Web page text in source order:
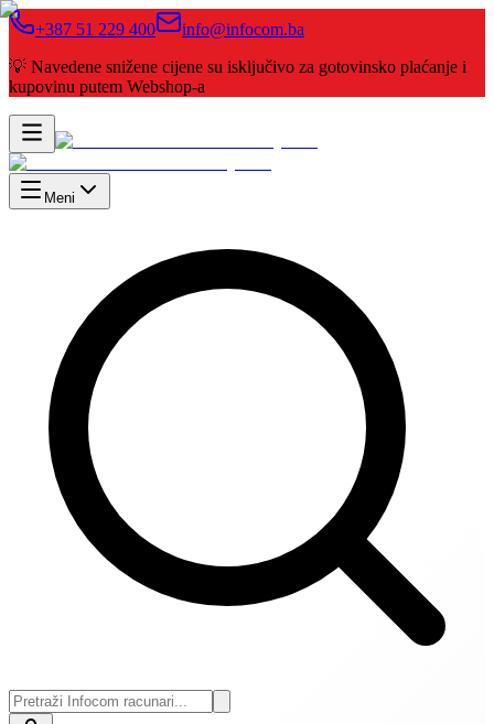
+387 51 229 400
info@infocom.ba
💡 Navedene snižene cijene su isključivo za gotovinsko plaćanje i
kupovinu putem Webshop-a
Meni